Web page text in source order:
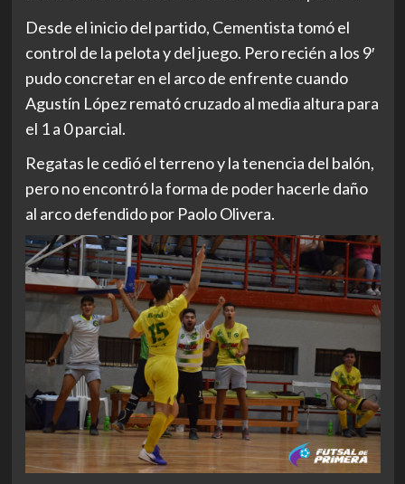
Desde el inicio del partido, Cementista tomó el
control de la pelota y del juego. Pero recién a los 9′
pudo concretar en el arco de enfrente cuando
Agustín López remató cruzado al media altura para
el 1 a 0 parcial.
Regatas le cedió el terreno y la tenencia del balón,
pero no encontró la forma de poder hacerle daño
al arco defendido por Paolo Olivera.